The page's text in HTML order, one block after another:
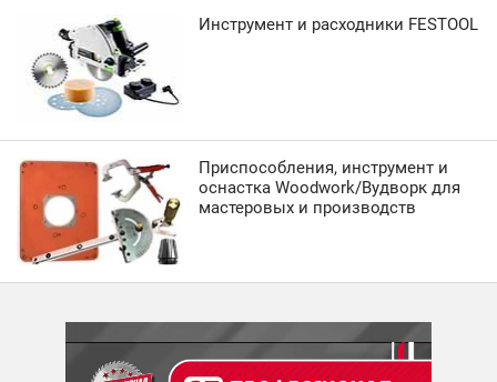
Инструмент и расходники FESTOOL
Приспособления, инструмент и
оснастка Woodwork/Вудворк для
мастеровых и производств